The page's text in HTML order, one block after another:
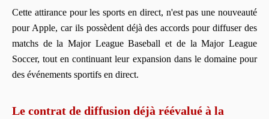
Cette attirance pour les sports en direct, n'est pas une nouveauté
pour Apple, car ils possèdent déjà des accords pour diffuser des
matchs de la Major League Baseball et de la Major League
Soccer, tout en continuant leur expansion dans le domaine pour
des événements sportifs en direct.
Le contrat de diffusion déjà réévalué à la